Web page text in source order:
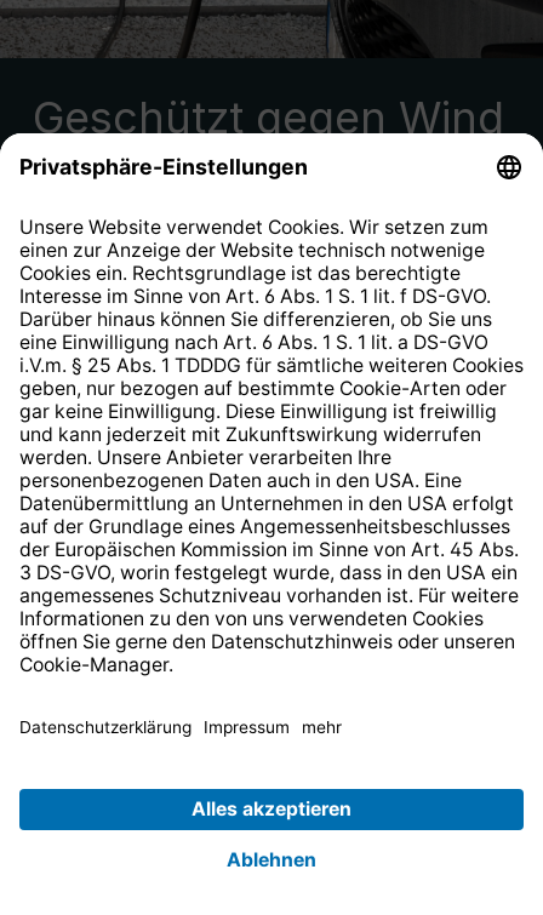
Geschützt gegen Wind
und Wetter
Der flexible Einsatz der TECHNIVOLT 101 ist
nicht zuletzt der Beschaffenheit ihres Gehäuses
zu verdanken. Da sie für die Montage im Freien
geeignet ist, ist diese Wallbox von außen gut und
sicher verkapselt. Jedoch ist eine Wallbox auch
anderen äußeren Einflüssen ausgesetzt, nicht
nur reinem Regenwasser. Denn auch Staub oder
gar unbefugter Umgang können zur Minderung
der Ladeleistung oder zur Beschädigung der
Wallbox führen. Daher verfügt die TECHNIVOLT
101 über die Schutzklasse IP54. Das bedeutet,
dass sie gut gegen Staub, nicht erwünschte
Berührungen sowie gegen Spritzwasser
geschützt ist. Diese Schutzklasse ist besonders
gesorgt werden muss, was wiederum
101 ist der Wetterschutz inklusive.